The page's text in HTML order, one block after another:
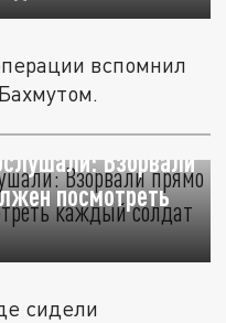
вспомнил
Взорвали
посмотреть
сидели